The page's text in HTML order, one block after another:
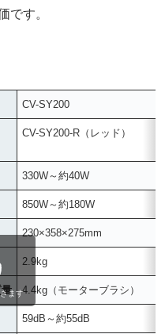
です。
CV-SY200
CV-SY200-R（レッド）
330W～約40W
850W～約180W
230×358×275mm
2.9kg
4.4kg（モーターブラシ）
59dB～約55dB
ます